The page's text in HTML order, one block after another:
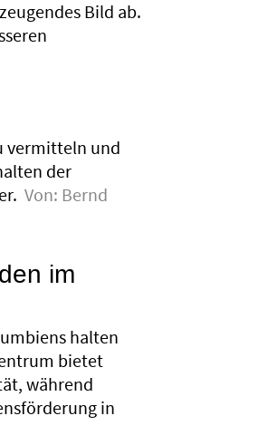
Bild ab.
vermitteln und
der
Von: Bernd
im
halten
bietet
während
in